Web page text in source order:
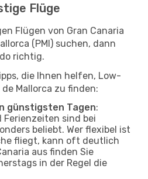
Flüge
Flügen von Gran Canaria
(PMI) suchen, dann
richtig.
die Ihnen helfen, Low-
Mallorca zu finden:
günstigsten Tagen:
Ferienzeiten sind bei
beliebt. Wer flexibel ist
fliegt, kann oft deutlich
aus finden Sie
in der Regel die